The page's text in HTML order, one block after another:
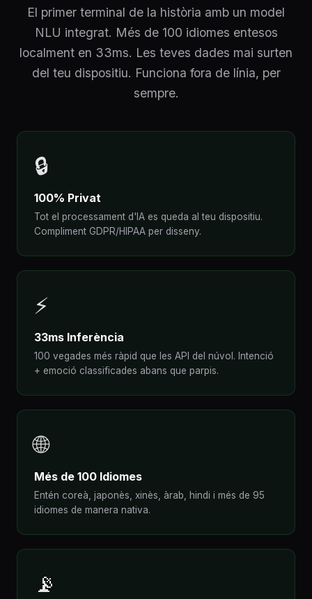
El primer terminal de la història amb un model
NLU integrat. Més de 100 idiomes entesos
localment en 33ms. Les teves dades mai surten
del teu dispositiu. Funciona fora de línia, per
sempre.
🔒
100% Privat
Tot el processament d'IA es queda al teu dispositiu.
Compliment GDPR/HIPAA per disseny.
⚡
33ms Inferència
100 vegades més ràpid que les API del núvol. Intenció
+ emoció classificades abans que parpis.
🌐
Més de 100 Idiomes
Entén coreà, japonès, xinès, àrab, hindi i més de 95
idiomes de manera nativa.
📡